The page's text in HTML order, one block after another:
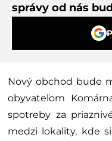
správy od nás
Nový obchod bude
obyvateľom
spotreby za
medzi lokality, kde